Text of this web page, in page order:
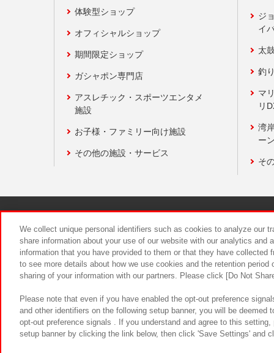
体験型ショップ
オフィシャルショップ
期間限定ショップ
ガシャポン専門店
アスレチック・スポーツエンタメ
施設
お子様・ファミリー向け施設
その他の施設・サービス
ジ
イ
太
釣
マ
リ
湾
ー
そ
食品のご
We collect unique personal identifiers such as cookies to analyze our
share information about your use of our website with our analytics and
information that you have provided to them or that they have
to see more details about how we use cookies and the retention
sharing of your information with our partners. Please click [Do Not
Please note that even if you have enabled the opt-out preference
and other identifiers on the following setup banner, you will be
opt-out preference signals . If you understand and agree to this
setup banner by clicking the link below, then click 'Save Settings' and